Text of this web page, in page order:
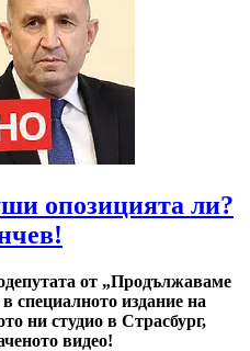
опозицията ли?
от „Продължаваме
издание на
ни студио в Страсбург,
видео!